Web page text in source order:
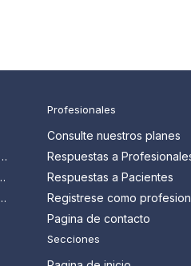
Profesionales
Consulte nuestros planes
Respuestas a
Respuestas a Pacientes
Registrese como
Pagina de contacto
Secciones